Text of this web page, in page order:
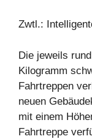
Zwtl.:
Die jeweils
Kilogramm
Fahrtreppen
neuen
mit einem
Fahrtreppe